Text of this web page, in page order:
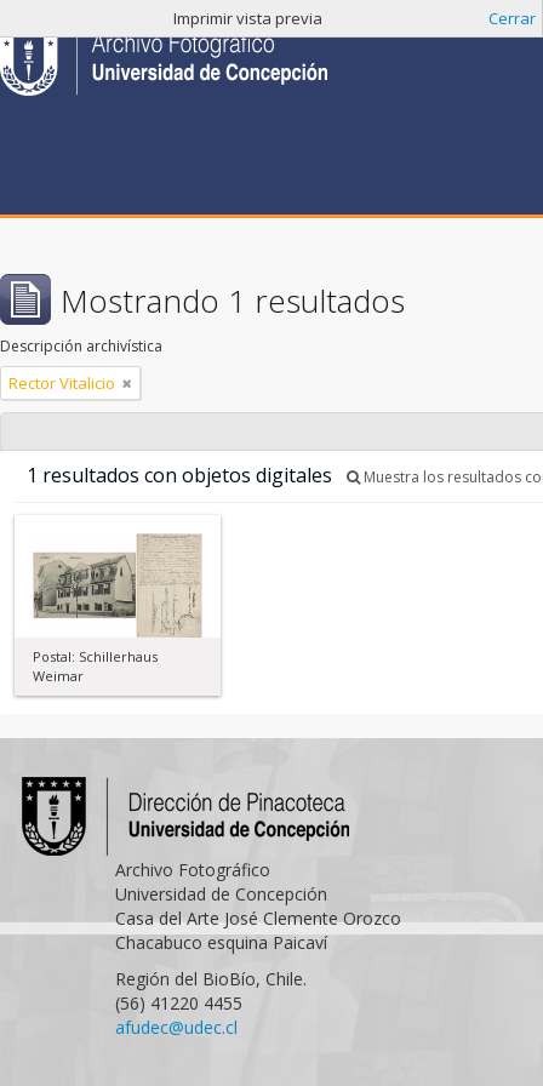
Imprimir vista previa Cerrar
Mostrando 1 resultados
Descripción archivística
Rector Vitalicio
1 resultados con objetos digitales Muestra los resultados
Postal: Schillerhaus
Weimar
Archivo Fotográfico
Universidad de Concepción
Casa del Arte José Clemente Orozco
Chacabuco esquina Paicaví
Región del BioBío, Chile.
(56) 41220 4455
afudec@udec.cl